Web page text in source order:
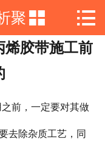
 网站首页
公司简介
新闻动态
工程案例
聚
的
 
烯胶带施工前
前，一定要对其做
去除杂质工艺，同